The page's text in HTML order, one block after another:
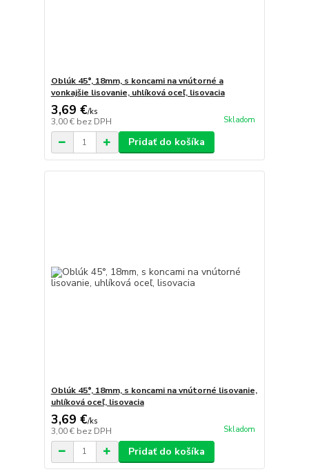
Oblúk 45°, 18mm, s koncami na vnútorné a
vonkajšie lisovanie, uhlíková oceľ, lisovacia
3,69 €/ks
3,00 € bez DPH Skladom
Pridať do košíka
Oblúk 45°, 18mm, s koncami na vnútorné lisovanie,
uhlíková oceľ, lisovacia
3,69 €/ks
3,00 € bez DPH Skladom
Pridať do košíka